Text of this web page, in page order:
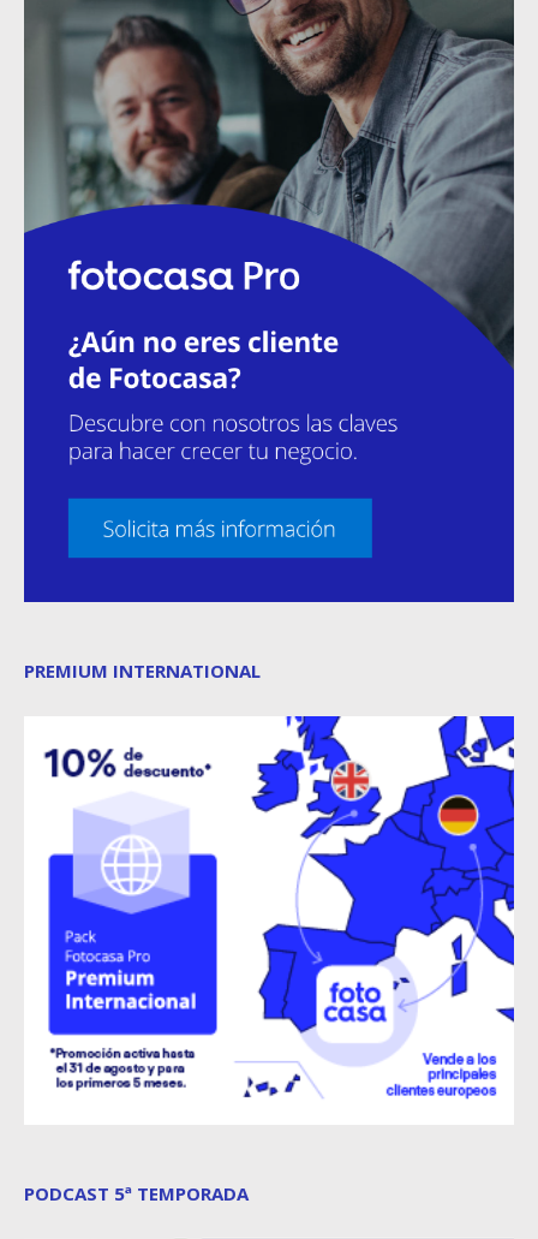
PREMIUM INTERNATIONAL
PODCAST 5ª TEMPORADA